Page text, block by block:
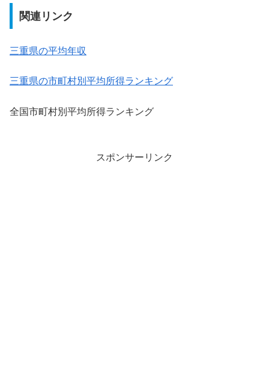
関連リンク
三重県の平均年収
三重県の市町村別平均所得ランキング
全国市町村別平均所得ランキング
スポンサーリンク